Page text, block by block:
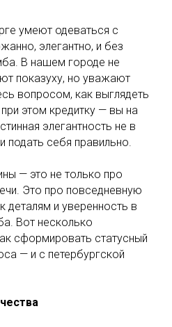
умеют одеваться с
элегантно, и без
В нашем городе не
показуху, но уважают
вопросом, как выглядеть
этом кредитку — вы на
элегантность не в
подать себя правильно.
— это не только про
Это про повседневную
деталям и уверенность в
Вот несколько
сформировать статусный
— и с петербургской